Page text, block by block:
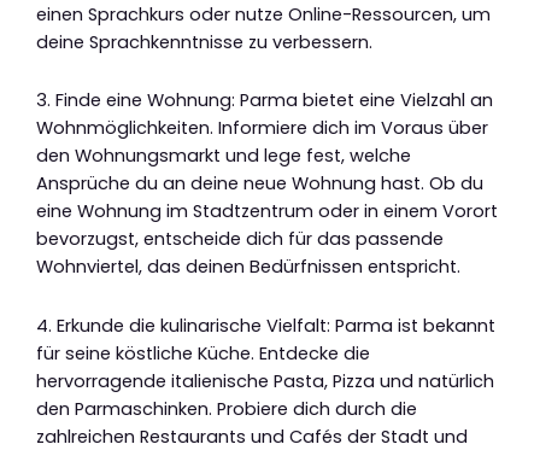
einen Sprachkurs oder nutze Online-Ressourcen, um
deine Sprachkenntnisse zu verbessern.
3. Finde eine Wohnung: Parma bietet eine Vielzahl an
Wohnmöglichkeiten. Informiere dich im Voraus über
den Wohnungsmarkt und lege fest, welche
Ansprüche du an deine neue Wohnung hast. Ob du
eine Wohnung im Stadtzentrum oder in einem Vorort
bevorzugst, entscheide dich für das passende
Wohnviertel, das deinen Bedürfnissen entspricht.
4. Erkunde die kulinarische Vielfalt: Parma ist bekannt
für seine köstliche Küche. Entdecke die
hervorragende italienische Pasta, Pizza und natürlich
den Parmaschinken. Probiere dich durch die
zahlreichen Restaurants und Cafés der Stadt und